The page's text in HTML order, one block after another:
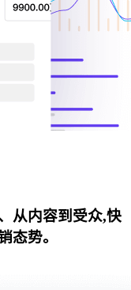
从内容到受众,快
态势。